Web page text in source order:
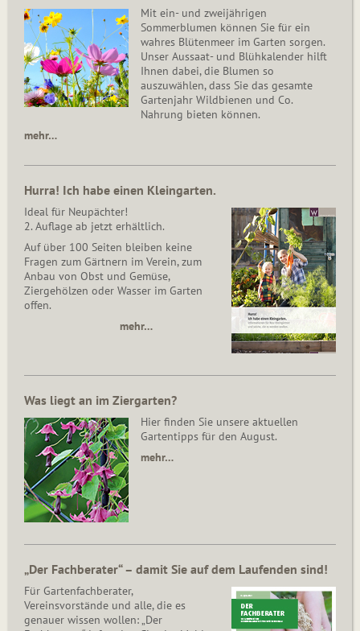
Mit ein- und zweijährigen
Sommerblumen können Sie für ein
wahres Blütenmeer im Garten sorgen.
Unser Aussaat- und Blühkalender hilft
Ihnen dabei, die Blumen so
auszuwählen, dass Sie das gesamte
Gartenjahr Wildbienen und Co.
Nahrung bieten können.
mehr…
Hurra! Ich habe einen Kleingarten.
Ideal für Neupächter!
2. Auflage ab jetzt erhältlich.
Auf über 100 Seiten bleiben keine
Fragen zum Gärtnern im Verein, zum
Anbau von Obst und Gemüse,
Ziergehölzen oder Wasser im Garten
offen.
mehr…
Was liegt an im Ziergarten?
Hier finden Sie unsere aktuellen
Gartentipps für den August.
mehr…
„Der Fachberater“ – damit Sie auf dem Laufenden sind!
Für Gartenfachberater,
Vereinsvorstände und alle, die es
genauer wissen wollen: „Der